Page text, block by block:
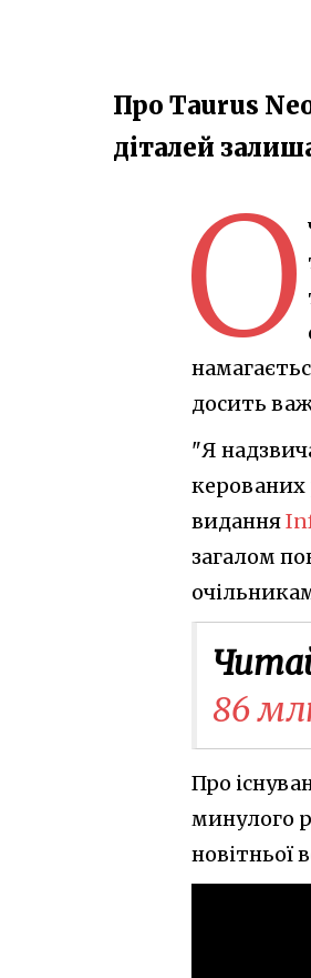
Про Taurus
діталей
О
досить
"Я
керованих
видання
загалом
86
Про
минулого
новітньої